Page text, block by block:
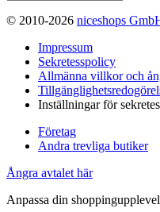
© 2010-2026 niceshops
Impressum
Sekretesspolicy
Allmänna villkor och
Inställningar för
Företag
Andra trevliga butiker
Ångra avtalet här
Anpassa din